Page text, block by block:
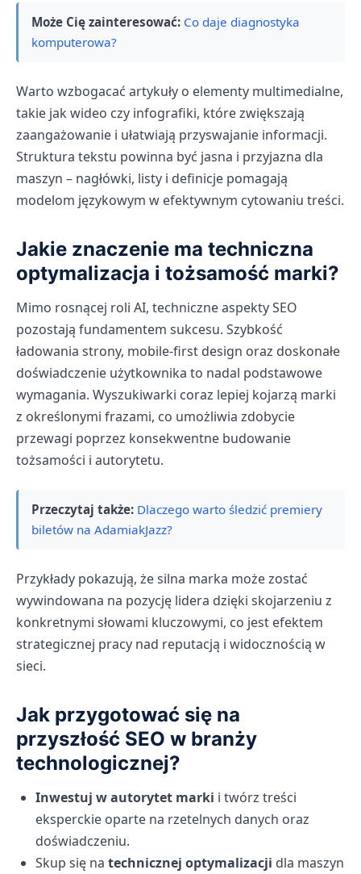
Może Cię zainteresować: Co daje diagnostyka
komputerowa?
Warto wzbogacać artykuły o elementy multimedialne,
takie jak wideo czy infografiki, które zwiększają
zaangażowanie i ułatwiają przyswajanie informacji.
Struktura tekstu powinna być jasna i przyjazna dla
maszyn – nagłówki, listy i definicje pomagają
modelom językowym w efektywnym cytowaniu treści.
Jakie znaczenie ma techniczna
optymalizacja i tożsamość marki?
Mimo rosnącej roli AI, techniczne aspekty SEO
pozostają fundamentem sukcesu. Szybkość
ładowania strony, mobile-first design oraz doskonałe
doświadczenie użytkownika to nadal podstawowe
wymagania. Wyszukiwarki coraz lepiej kojarzą marki
z określonymi frazami, co umożliwia zdobycie
przewagi poprzez konsekwentne budowanie
tożsamości i autorytetu.
Przeczytaj także: Dlaczego warto śledzić premiery
biletów na AdamiakJazz?
Przykłady pokazują, że silna marka może zostać
wywindowana na pozycję lidera dzięki skojarzeniu z
konkretnymi słowami kluczowymi, co jest efektem
strategicznej pracy nad reputacją i widocznością w
sieci.
Jak przygotować się na
przyszłość SEO w branży
technologicznej?
Inwestuj w autorytet marki i twórz treści
eksperckie oparte na rzetelnych danych oraz
doświadczeniu.
Skup się na technicznej optymalizacji dla maszyn